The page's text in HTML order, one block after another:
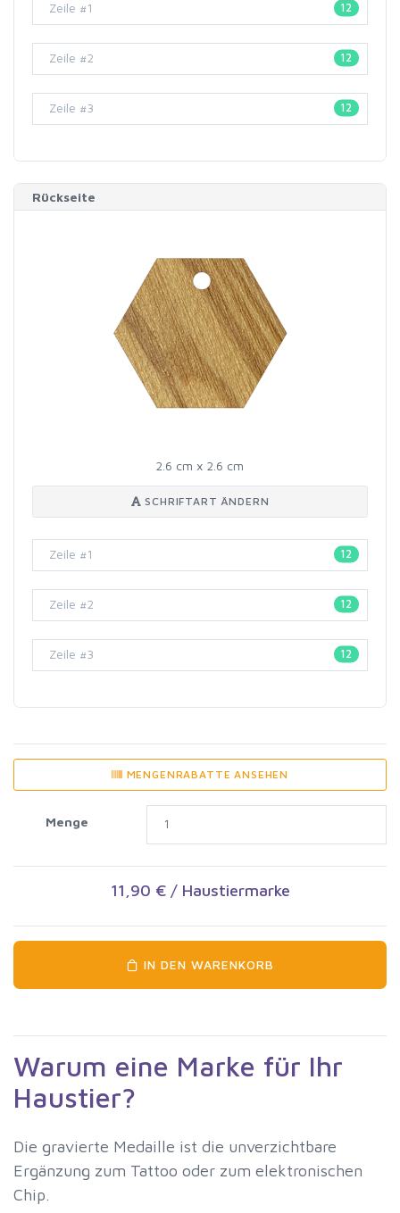
12
12
12
Rückseite
2.6 cm x 2.6 cm
SCHRIFTART ÄNDERN
12
12
12
MENGENRABATTE ANSEHEN
Menge
11,90 € / Haustiermarke
IN DEN WARENKORB
Warum eine Marke für Ihr
Haustier?
Die gravierte Medaille ist die unverzichtbare
Ergänzung zum Tattoo oder zum elektronischen
Chip.